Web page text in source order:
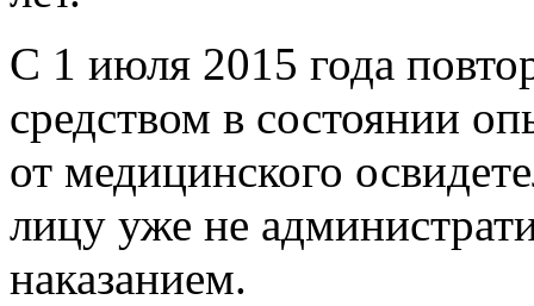
С 1 июля 2015 года
средством в состоянии
от медицинского
лицу уже не
наказанием.